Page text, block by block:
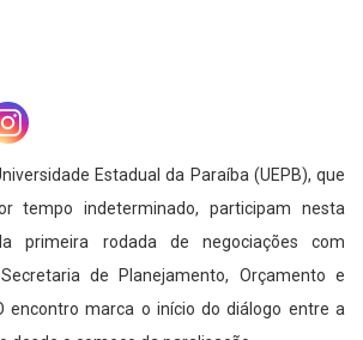
Estadual da Paraíba (UEPB), que
tempo indeterminado, participam nesta
primeira rodada de negociações com
de Planejamento, Orçamento e
encontro marca o início do diálogo entre a